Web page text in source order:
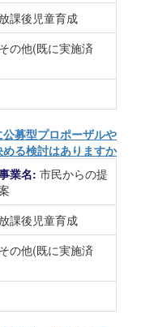
課後児童育成
の他(既に実施済
募型プロポーザルや
る検討はありますか
業名: 市民からの提
課後児童育成
の他(既に実施済